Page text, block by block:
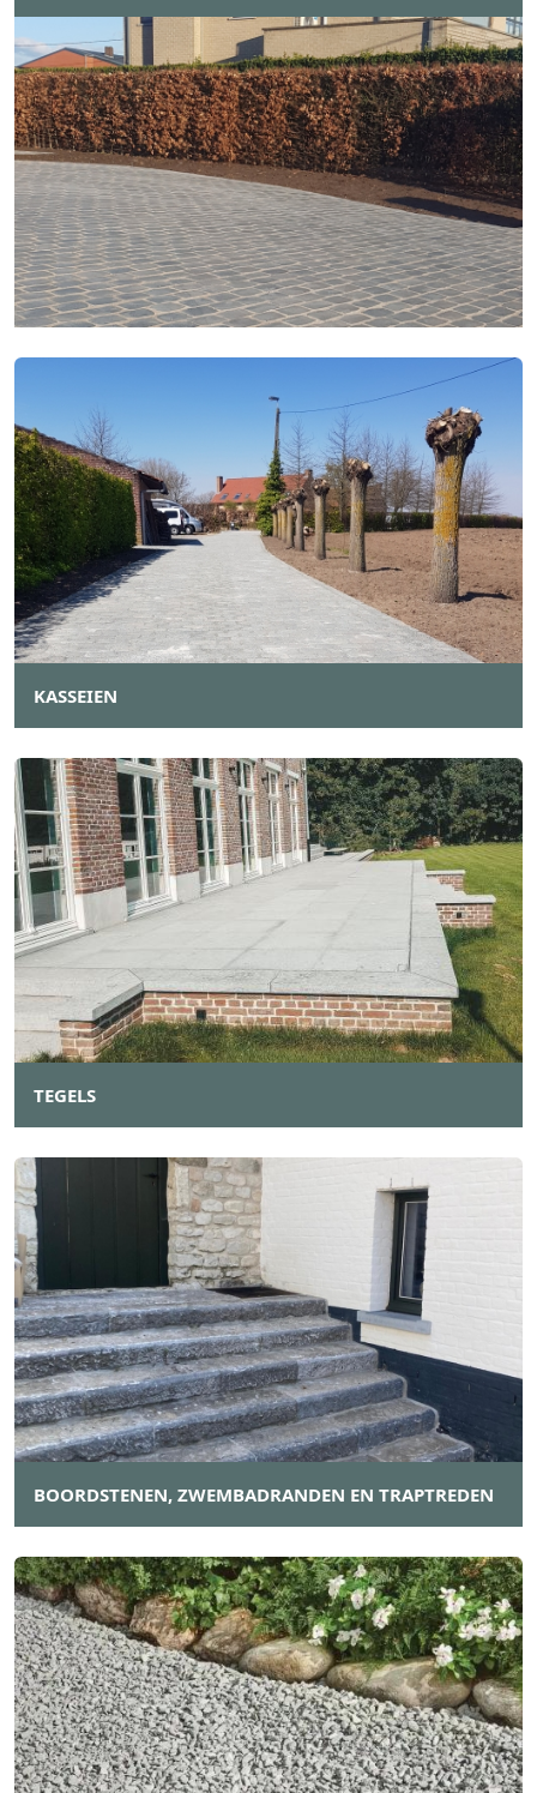
KASSEIEN
TEGELS
BOORDSTENEN, ZWEMBADRANDEN EN TRAPTREDEN